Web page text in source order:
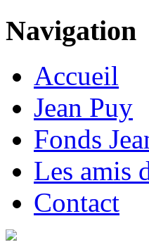
Navigation
Accueil
Jean Puy
Fonds
Les amis
Contact